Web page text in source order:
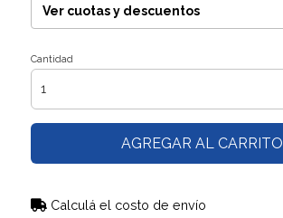
Ver cuotas y descuentos
Cantidad
AGREGAR AL CARRITO
Calculá el costo de envío